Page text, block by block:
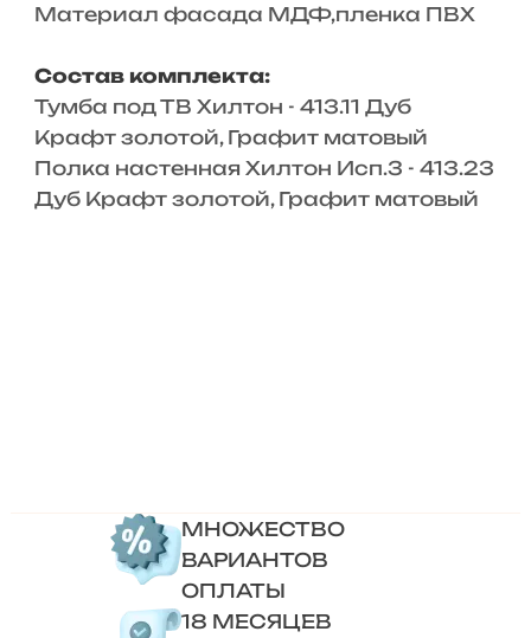
Материал фасада МДФ,пленка ПВХ
Состав комплекта:
Тумба под ТВ Хилтон - 413.11 Дуб
Крафт золотой, Графит матовый
Полка настенная Хилтон Исп.3 - 413.23
Дуб Крафт золотой, Графит матовый
МНОЖЕСТВО
ВАРИАНТОВ
ОПЛАТЫ
18 МЕСЯЦЕВ